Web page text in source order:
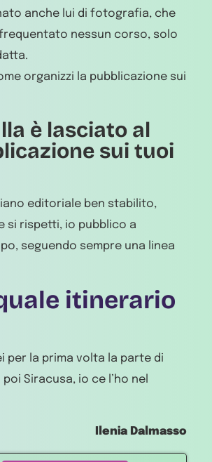
anche lui di fotografia, che
nessun corso, solo
organizzi la pubblicazione sui
è lasciato al
sui tuoi
editoriale ben stabilito,
si rispetti, io pubblico a
seguendo sempre una linea
itinerario
per la prima volta la parte di
Siracusa, io ce l’ho nel
Ilenia Dalmasso